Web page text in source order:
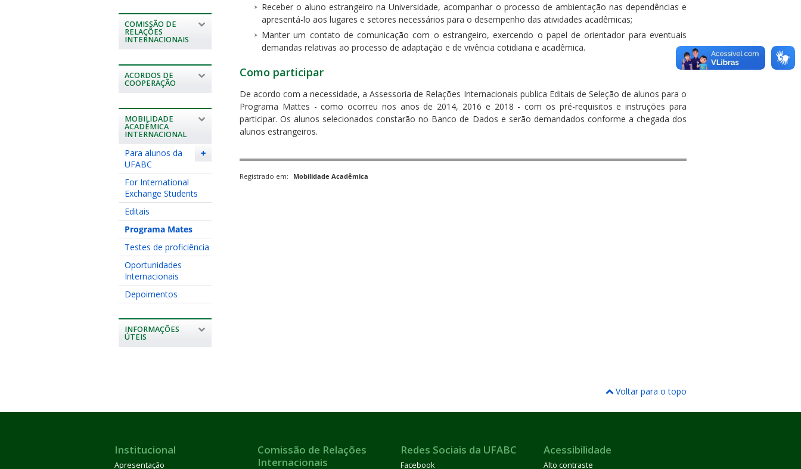
COMISSÃO DE
RELAÇÕES
INTERNACIONAIS
ACORDOS DE
COOPERAÇÃO
MOBILIDADE
ACADÊMICA
INTERNACIONAL
+
Para alunos da
UFABC
For International
Exchange Students
Editais
Programa Mates
Testes de proficiência
Oportunidades
Internacionais
Depoimentos
INFORMAÇÕES
ÚTEIS
Receber o aluno estrangeiro na Universidade, acompanhar o processo de ambientação nas dependências e
apresentá-lo aos lugares e setores necessários para o desempenho das atividades acadêmicas;
Manter um contato de comunicação com o estrangeiro, exercendo o papel de orientador para eventuais
demandas relativas ao processo de adaptação e de vivência cotidiana e acadêmica.
Como participar
De acordo com a necessidade, a Assessoria de Relações Internacionais publica Editais de Seleção de alunos para o
Programa Mattes - como ocorreu nos anos de 2014, 2016 e 2018 - com os pré-requisitos e instruções para
participar. Os alunos selecionados constarão no Banco de Dados e serão demandados conforme a chegada dos
alunos estrangeiros.
Registrado em: Mobilidade Acadêmica
Voltar para o topo
Institucional
Apresentação
Comissão de Relações
Internacionais
Redes Sociais da UFABC
Facebook
Acessibilidade
Alto contraste